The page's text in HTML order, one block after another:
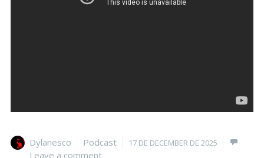
Author
Dylanesco Categories
Podcast
Posted
17 DE DECEMBER DE 2025
Leave a comment